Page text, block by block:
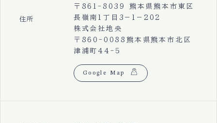
住所
〒861-8039 熊本県熊本市東区
長嶺南1丁目3−1−202
株式会社地央
〒860-0088熊本県熊本市北区
津浦町44-5
Google Map